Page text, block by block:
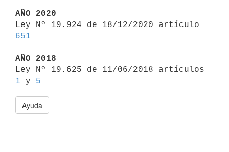
AÑO 2020
651
AÑO 2018
1 y 5
Ayuda